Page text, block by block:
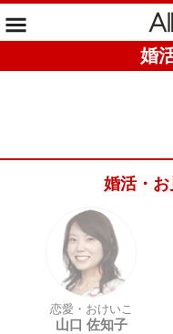
婚
婚活・
恋愛・おけいこ
山口 佐知子